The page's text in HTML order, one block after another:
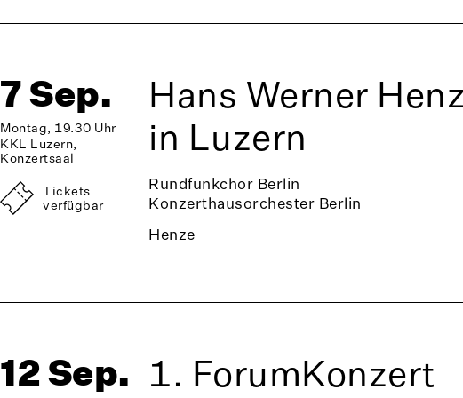
7 Sep.
Montag, 19.30 Uhr
KKL Luzern,
Konzertsaal
Tickets
verfügbar
Hans Werner
in Luzern
Rundfunkchor Berlin
Konzerthausorchester Berlin
Henze
12 Sep. 1. ForumKonzert